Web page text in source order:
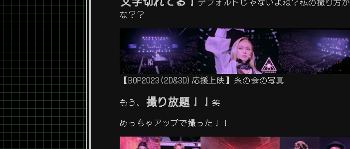
な？？
【BOP2023(2D&3D)応援上映】糸の会の写真
もう、
撮り放題！！ 笑
めっちゃアップで撮った！！